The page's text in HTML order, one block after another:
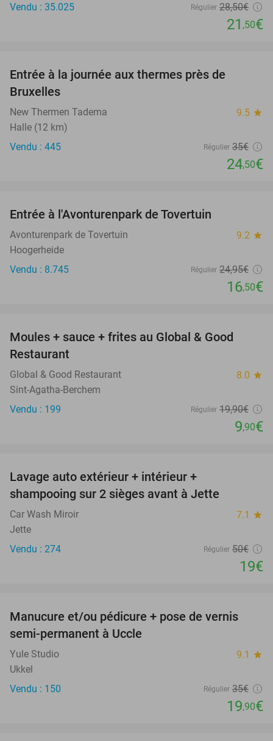
Vendu : 35.025
Régulier 28,50€
21 ,50€
Entrée à la journée aux thermes près de
Bruxelles
New Thermen Tadema 9.5 star
Halle (12 km)
Vendu : 445
Régulier 35€
24,50€
Entrée à l'Avonturenpark de Tovertuin
Avonturenpark de Tovertuin 9.2 star
Hoogerheide
Vendu : 8.745
Régulier 24,95€
16,50€
Moules + sauce + frites au Global & Good
Restaurant
Global & Good Restaurant 8.0 star
Sint-Agatha-Berchem
Vendu : 199
Régulier 19,90€
9,90€
Lavage auto extérieur + intérieur +
shampooing sur 2 sièges avant à Jette
Car Wash Miroir 7.1 star
Jette
Vendu : 274
Régulier 50€
19€
43%
OUT
Manucure et/ou pédicure + pose de vernis
semi-permanent à Uccle
Yule Studio 9.1 star
Ukkel
Vendu : 150
Régulier 35€
19,90€